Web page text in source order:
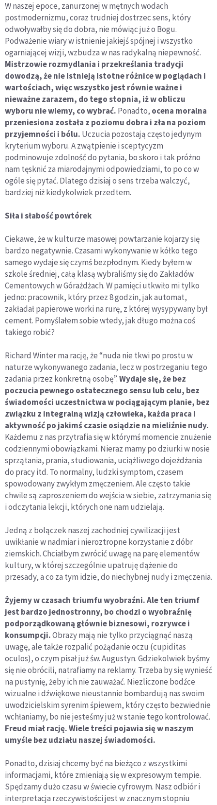
W naszej epoce, zanurzonej w mętnych wodach
postmodernizmu, coraz trudniej dostrzec sens, który
odwoływałby się do dobra, nie mówiąc już o Bogu.
Podważenie wiary w istnienie jakiejś spójnej i wszystko
ogarniającej wizji, wzbudza w nas radykalną niepewność.
Mistrzowie rozmydlania i przekreślania tradycji
dowodzą, że nie istnieją istotne różnice w poglądach i
wartościach, więc wszystko jest równie ważne i
nieważne zarazem, do tego stopnia, iż w obliczu
wyboru nie wiemy, co wybrać. Ponadto, ocena moralna
przeniesiona została z poziomu dobra i zła na poziom
przyjemności i bólu. Uczucia pozostają często jedynym
kryterium wyboru. A zwątpienie i sceptycyzm
podminowuje zdolność do pytania, bo skoro i tak próżno
nam tęsknić za miarodajnymi odpowiedziami, to po co w
ogóle się pytać. Dlatego dzisiaj o sens trzeba walczyć,
bardziej niż kiedykolwiek przedtem.
Siła i słabość powtórek
Ciekawe, że w kulturze masowej powtarzanie kojarzy się
bardzo negatywnie. Czasami wykonywanie w kółko tego
samego wydaje się czymś bezpłodnym. Kiedy byłem w
szkole średniej, całą klasą wybraliśmy się do Zakładów
Cementowych w Górażdżach. W pamięci utkwiło mi tylko
jedno: pracownik, który przez 8 godzin, jak automat,
zakładał papierowe worki na rurę, z której wysypywany był
cement. Pomyślałem sobie wtedy, jak długo można coś
takiego robić?
Richard Winter ma rację, że “nuda nie tkwi po prostu w
naturze wykonywanego zadania, lecz w postrzeganiu tego
zadania przez konkretną osobę”.Wydaje się, że bez
poczucia pewnego ostatecznego sensu lub celu, bez
świadomości uczestnictwa w pociągającym planie, bez
związku z integralną wizją człowieka, każda praca i
aktywność po jakimś czasie osiądzie na mieliźnie nudy.
Każdemu z nas przytrafia się w którymś momencie znużenie
codziennymi obowiązkami. Nieraz mamy po dziurki w nosie
sprzątania, prania, studiowania, uciążliwego dojeżdżania
do pracy itd. To normalny, ludzki symptom, czasem
spowodowany zwykłym zmęczeniem. Ale często takie
chwile są zaproszeniem do wejścia w siebie, zatrzymania się
i odczytania lekcji, których one nam udzielają.
Jedną z bolączek naszej zachodniej cywilizacji jest
uwikłanie w nadmiar i nieroztropne korzystanie z dóbr
ziemskich. Chciałbym zwrócić uwagę na parę elementów
kultury, w której szczególnie upatruję dążenie do
przesady, a co za tym idzie, do niechybnej nudy i zmęczenia.
Żyjemy w czasach triumfu wyobraźni. Ale ten triumf
jest bardzo jednostronny, bo chodzi o wyobraźnię
podporządkowaną głównie biznesowi, rozrywce i
konsumpcji.Obrazy mają nie tylko przyciągnąć naszą
uwagę, ale także rozpalić pożądanie oczu (cupiditas
oculos), o czym pisał już św. Augustyn. Gdziekolwiek byśmy
się nie obrócili, natrafiamy na reklamy. Trzeba by się wynieść
na pustynię, żeby ich nie zauważać. Niezliczone bodźce
wizualne i dźwiękowe nieustannie bombardują nas swoim
uwodzicielskim syrenim śpiewem, który często bezwiednie
wchłaniamy, bo nie jesteśmy już w stanie tego kontrolować.
Freud miał rację. Wiele treści pojawia się w naszym
umyśle bez udziału naszej świadomości.
Ponadto, dzisiaj chcemy być na bieżąco z wszystkimi
informacjami, które zmieniają się w expresowym tempie.
Spędzamy dużo czasu w świecie cyfrowym. Nasz odbiór i
interpretacja rzeczywistości jest w znacznym stopniu